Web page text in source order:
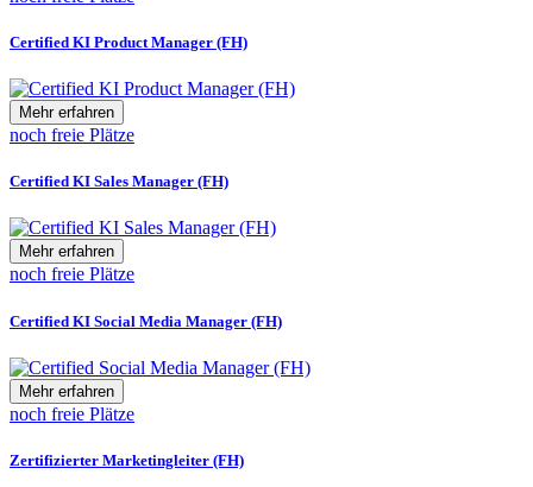
Certified KI Product Manager (FH)
Mehr erfahren
noch freie Plätze
Certified KI Sales Manager (FH)
Mehr erfahren
noch freie Plätze
Certified KI Social Media Manager (FH)
Mehr erfahren
noch freie Plätze
Zertifizierter Marketingleiter (FH)